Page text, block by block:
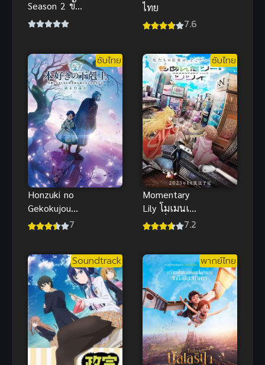
Season 2 ขัง
ดวลแข้ง ภาค
ไทย
7.6
ซับไทย
Honzuki no
Gekokujou
4th การปฏิวัติ
(ซับไทย)
7
ซับไทย
Momentary
Lily โมเมนเท
อรี ลิลี่
7.2
Soundtrack พากย์ไทย